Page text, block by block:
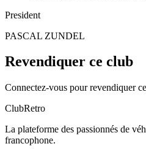
President
PASCAL ZUNDEL
Revendiquer ce club
Connectez-vous pour revendiquer
ClubRetro
La plateforme des passionnés de
francophone.